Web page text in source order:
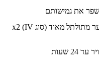
את גמישותם
מתולתל מאוד (סוג IV
)
x2
שעות